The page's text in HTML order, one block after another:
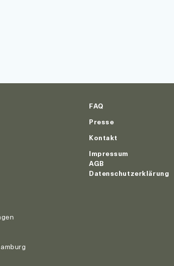
FAQ
Presse
Kontakt
Impressum
AGB
Datenschutzerklärung